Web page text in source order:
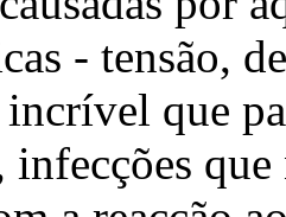
- tensão,
que
que